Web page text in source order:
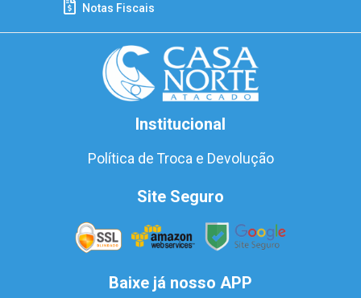
Notas Fiscais
Institucional
Política de Troca e Devolução
Site Seguro
Baixe já nosso APP